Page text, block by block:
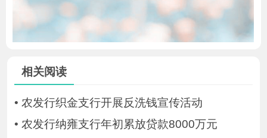
相关阅读
• 农发行织金支行开展反洗钱宣传活动
• 农发行纳雍支行年初累放贷款8000万元